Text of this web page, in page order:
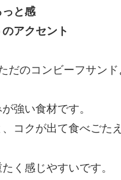
っと感
アクセント
だのコンビーフサン
強い食材です。
コクが出て食べごた
く感じやすいです。